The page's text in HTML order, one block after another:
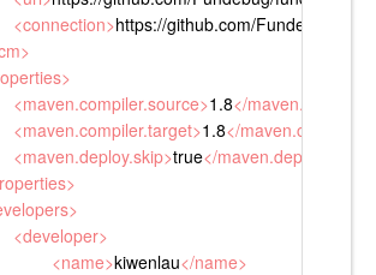
<connection>https://github.com/Fundebug/
>
>
<maven.compiler.source>1.8</
<maven.compiler.target>1.8</
<maven.deploy.skip>true</maven.deploy.skip
>
>
<developer>
<name>kiwenlau</name>